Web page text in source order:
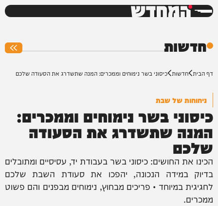
המחדש
חדשות
דף הבית חדשות כיסוני בשר נימוחים וממכרים: המנה שתשדרג את הסעודה שלכם
ניחוחות של שבת
כיסוני בשר נימוחים וממכרים:
המנה שתשדרג את הסעודה
שלכם
הכינו את החושים: כיסוני בשר בעבודת יד, עסיסיים ומתובלים
בדיוק במידה הנכונה, יהפכו את סעודת השבת שלכם
לחגיגית במיוחד • פריכים מבחוץ, נימוחים מבפנים והם פשוט
ממכרים.